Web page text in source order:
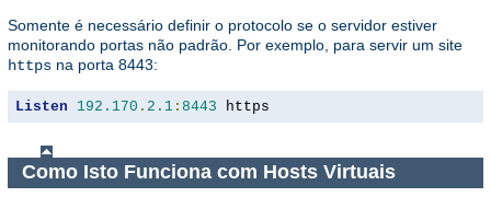
Somente é necessário definir o protocolo se o servidor estiver
monitorando portas não padrão. Por exemplo, para servir um site
https na porta 8443:
Listen 192.170 . 2.1 : 8443 https
Como Isto Funciona com Hosts Virtuais